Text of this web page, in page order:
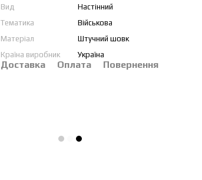
Вид
Настінний
Тематика
Військова
Матеріал
Штучний шовк
Країна виробник
Україна
Доставка Оплата Повернення